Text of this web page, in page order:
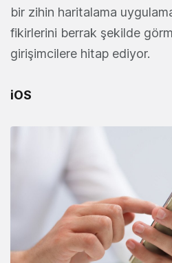
bir zihin haritalama
fikirlerini berrak şekilde
girişimcilere hitap ediyor.
iOS